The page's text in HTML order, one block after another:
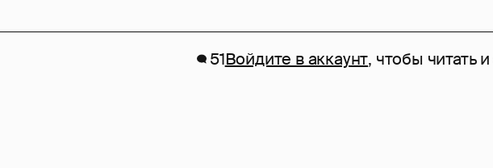
51Войдите в аккаунт, чтобы читать